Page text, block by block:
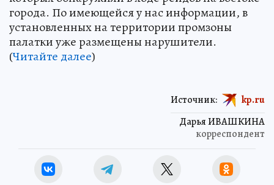
города. По имеющейся у нас информации, в
установленных на территории промзоны
палатки уже размещены нарушители.
(Читайте далее)
Дарья ИВАШКИНА
корреспондент
Источник: kp.ru